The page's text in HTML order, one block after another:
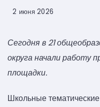
2 июня 2026
Сегодня в 21
округа начали работу
площадки.
Школьные